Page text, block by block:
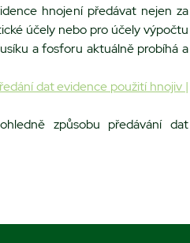
hnojení předávat nejen za
účely nebo pro účely výpočtu
a fosforu aktuálně probíhá a
dat evidence použití hnojiv |
způsobu předávání dat